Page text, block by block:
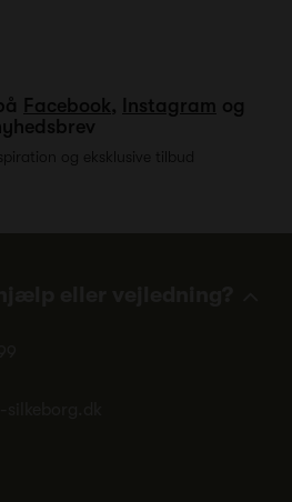
Facebook, Instagram og
og eksklusive tilbud